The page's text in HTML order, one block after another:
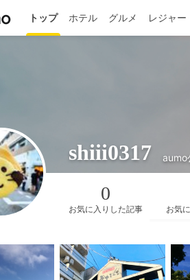
トップ ホテル グルメ レジャー
shiii0317 aumo
0
お気に入りした記事 お気